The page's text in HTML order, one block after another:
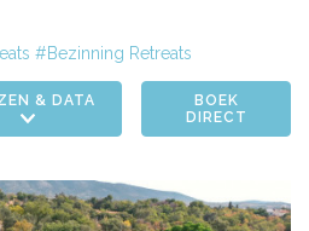
Bezinning Retreats
& DATA
BOEK
DIRECT